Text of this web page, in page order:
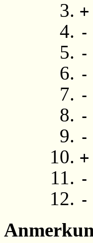
+
-
-
-
-
-
-
+
-
-